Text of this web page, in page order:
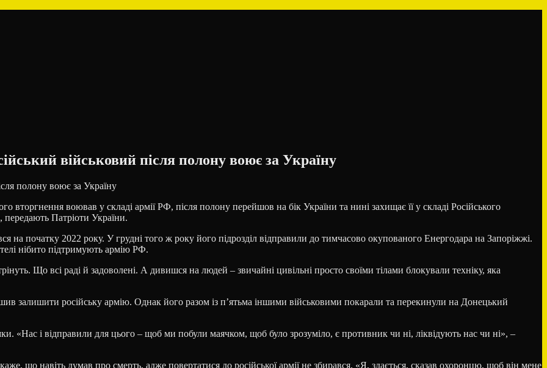
військовий після полону воює за Україну
воював у складі армії РФ, після полону перейшов на бік України та нині захищає її у складі Російського
передають Патріоти України.
на початку 2022 року. У грудні того ж року його підрозділ відправили до тимчасово окупованого Енергодара на Запоріжжі.
нібито підтримують армію РФ.
Що всі раді й задоволені. А дивишся на людей – звичайні цивільні просто своїми тілами блокували техніку, яка
залишити російську армію. Однак його разом із п’ятьма іншими військовими покарали та перекинули на Донецький
«Нас і відправили для цього – щоб ми побули маячком, щоб було зрозуміло, є противник чи ні, ліквідують нас чи ні», –
що навіть думав про смерть, адже повертатися до російської армії не збирався. «Я, здається, сказав охоронцю, щоб він мене